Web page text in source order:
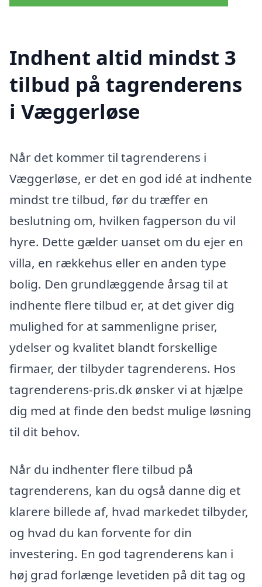
Indhent altid mindst 3
tilbud på tagrenderens
i Væggerløse
Når det kommer til tagrenderens i
Væggerløse, er det en god idé at indhente
mindst tre tilbud, før du træffer en
beslutning om, hvilken fagperson du vil
hyre. Dette gælder uanset om du ejer en
villa, en rækkehus eller en anden type
bolig. Den grundlæggende årsag til at
indhente flere tilbud er, at det giver dig
mulighed for at sammenligne priser,
ydelser og kvalitet blandt forskellige
firmaer, der tilbyder tagrenderens. Hos
tagrenderens-pris.dk ønsker vi at hjælpe
dig med at finde den bedst mulige løsning
til dit behov.
Når du indhenter flere tilbud på
tagrenderens, kan du også danne dig et
klarere billede af, hvad markedet tilbyder,
og hvad du kan forvente for din
investering. En god tagrenderens kan i
høj grad forlænge levetiden på dit tag og